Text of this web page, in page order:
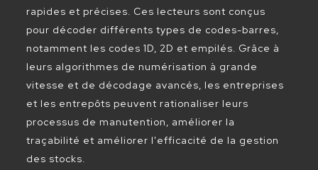
rapides et précises. Ces lecteurs sont conçus
pour décoder différents types de codes-barres,
notamment les codes 1D, 2D et empilés. Grâce à
leurs algorithmes de numérisation à grande
vitesse et de décodage avancés, les entreprises
et les entrepôts peuvent rationaliser leurs
processus de manutention, améliorer la
traçabilité et améliorer l'efficacité de la gestion
des stocks.